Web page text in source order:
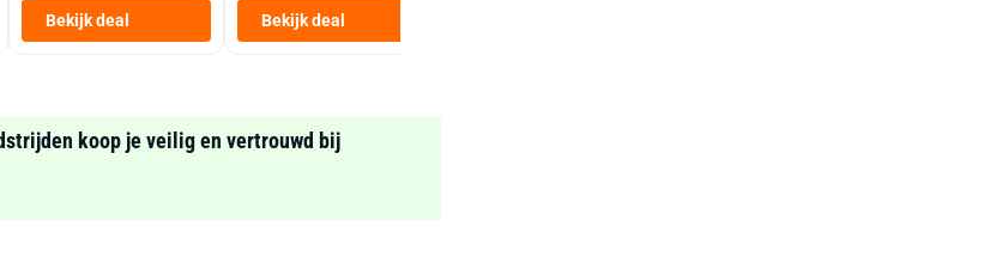
Heteluchtfriteuse
Zwart
Bekijk deal Bekijk deal
koop je veilig en vertrouwd bij